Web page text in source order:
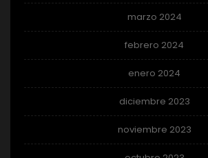
marzo 2024
febrero 2024
enero 2024
diciembre 2023
noviembre 2023